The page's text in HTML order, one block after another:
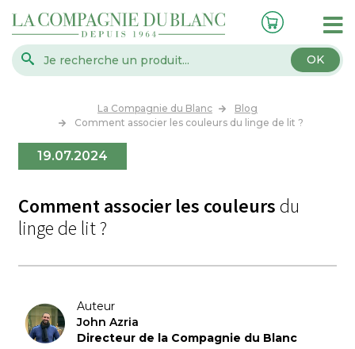
OK
La Compagnie du Blanc
Blog
Comment associer les couleurs du linge de lit ?
19.07.2024
Comment associer les couleursdu
linge de lit ?
Auteur
John Azria
Directeur de la Compagnie du Blanc